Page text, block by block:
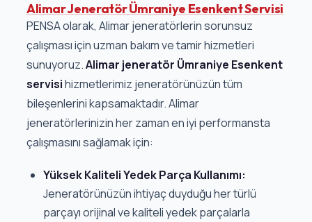
Alimar Jeneratör Ümraniye Esenkent Servisi
PENSA olarak, Alimar jeneratörlerin sorunsuz
çalışması için uzman bakım ve tamir hizmetleri
sunuyoruz.Alimar jeneratör Ümraniye Esenkent
servisihizmetlerimiz jeneratörünüzün tüm
bileşenlerini kapsamaktadır. Alimar
jeneratörlerinizin her zaman en iyi performansta
çalışmasını sağlamak için:
Yüksek Kaliteli Yedek Parça Kullanımı:
Jeneratörünüzün ihtiyaç duyduğu her türlü
parçayı orijinal ve kaliteli yedek parçalarla